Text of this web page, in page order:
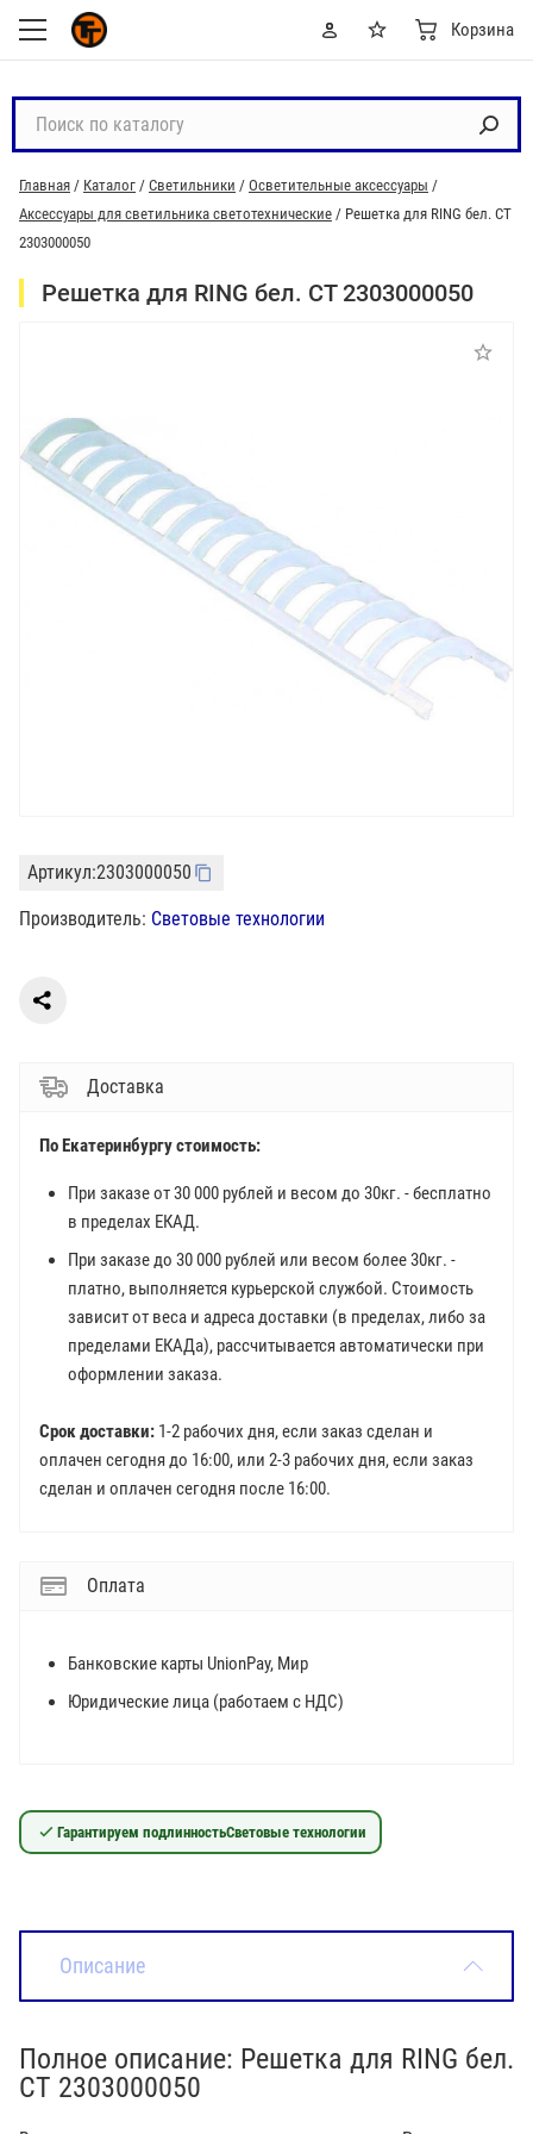
Корзина
с
к
п
о
к
о
Главная / Каталог / Светильники / Осветительные аксессуары /
Аксессуары для светильника светотехнические / Решетка для RING бел. СТ
2303000050
Решетка для RING бел. СТ 2303000050
Артикул:2303000050
Производитель: Световые технологии
Доставка
По Екатеринбургу стоимость:
При заказе от 30 000 рублей и весом до 30кг. - бесплатно
в пределах ЕКАД.
При заказе до 30 000 рублей или весом более 30кг. -
платно, выполняется курьерской службой. Стоимость
зависит от веса и адреса доставки (в пределах, либо за
пределами ЕКАДа), рассчитывается автоматически при
оформлении заказа.
Срок доставки: 1-2 рабочих дня, если заказ сделан и
оплачен сегодня до 16:00, или 2-3 рабочих дня, если заказ
сделан и оплачен сегодня после 16:00.
Оплата
Банковские карты UnionPay, Мир
Юридические лица (работаем с НДС)
Гарантируем подлинностьСветовые технологии
Описание
Полное описание: Решетка для RING бел.
СТ 2303000050